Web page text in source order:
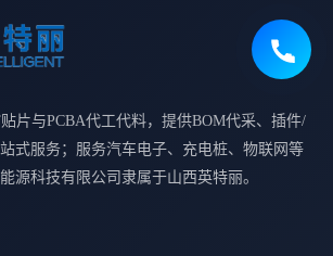
片与PCBA代工代料，提供BOM代采、插件/
式服务；服务汽车电子、充电桩、物联网等
源科技有限公司隶属于山西英特丽。